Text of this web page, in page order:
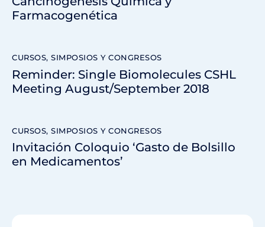
Farmacogenética
CURSOS, SIMPOSIOS Y CONGRESOS
Reminder: Single Biomolecules CSHL
Meeting August/September 2018
CURSOS, SIMPOSIOS Y CONGRESOS
Invitación Coloquio ‘Gasto de Bolsillo
en Medicamentos’